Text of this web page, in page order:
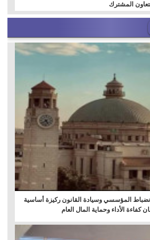
المشترك
المؤسسي وسيادة القانون ركيزة أساسية
كفاءة الأداء وحماية المال العام